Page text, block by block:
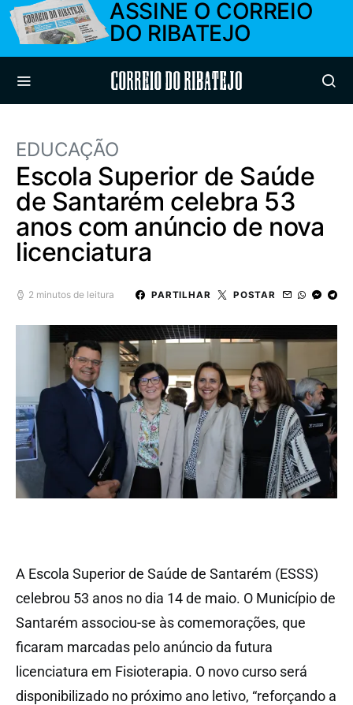
ASSINE O CORREIO
DO RIBATEJO
Correio do Ribatejo
EDUCAÇÃO
Escola Superior de Saúde
de Santarém celebra 53
anos com anúncio de nova
licenciatura
2 minutos de leitura PARTILHAR POSTAR
A Escola Superior de Saúde de Santarém (ESSS)
celebrou 53 anos no dia 14 de maio. O Município de
Santarém associou-se às comemorações, que
ficaram marcadas pelo anúncio da futura
licenciatura em Fisioterapia. O novo curso será
disponibilizado no próximo ano letivo, “reforçando a